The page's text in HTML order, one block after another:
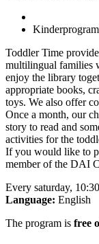
Toddler Time
multilingual families
enjoy the library
appropriate books,
toys. We also offer
Once a month, our
story to read and
activities for the
If you would like to
member of the DAI
Every saturday,
Language: English
The program is free